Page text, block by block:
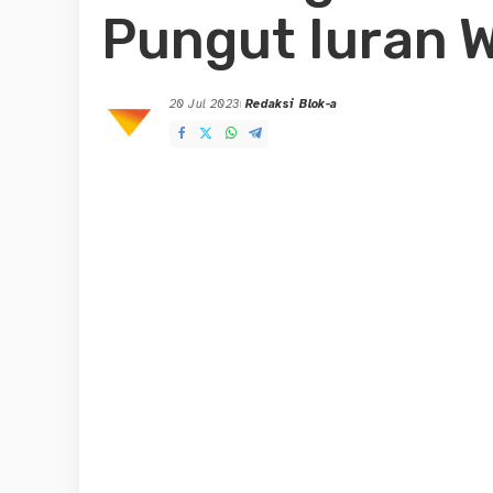
Pungut Iuran
20 Jul 2023
Posted
by
Redaksi Blok-a